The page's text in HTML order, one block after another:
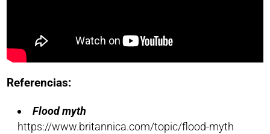
Referencias:
Flood myth
https://www.britannica.com/topic/flood-myth